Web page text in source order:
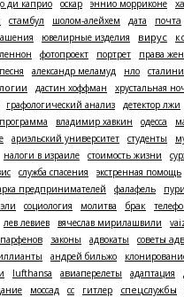
ди каприо оскар эннио морриконе
стамбул шолом-алейхем дата почта
ювелирные изделия вирус
фотопроект портрет права
песня александр меламуд нло
дастин хоффман хрустальная
графологический анализ детектор лжи
программа владимир хавкин одесса
ариэльский университет студенты
налоги в израиле стоимость жизни
служба спасения экстренная помощь
предпринимателей фалафель
социология молитва брак
лев левиев вячеслав мирилашвили
законы адвокаты советы
андрей бильжо
lufthansa авиаперелеты адаптация
моссад сс гитлер спецслужбы